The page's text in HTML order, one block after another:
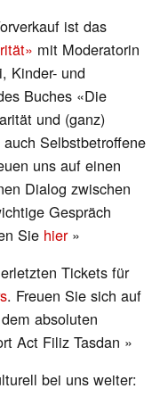
ist das
mit Moderatorin
Kinder- und
Buches «Die
und (ganz)
Selbstbetroffene
uns auf einen
Dialog zwischen
Gespräch
Sie hier»
Tickets für
. Freuen Sie sich auf
absoluten
Act Filiz Tasdan »
bei uns weiter: